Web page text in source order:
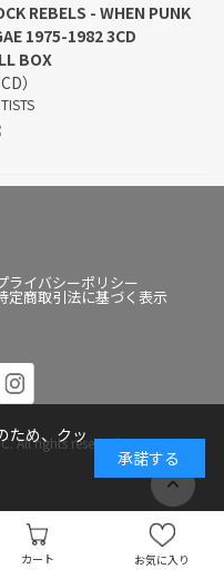
カート お気に入り
REBELS - WHEN PUNK
1975-1982 3CD
BOX
）
ライバシーポリシー
定商取引法に基づく表示
All rights reserved.
ため、クッ
承諾する